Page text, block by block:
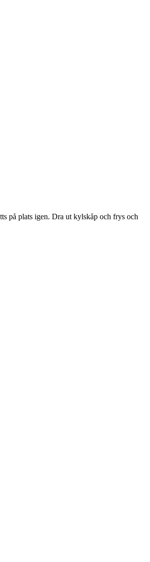
på plats igen. Dra ut kylskåp och frys och